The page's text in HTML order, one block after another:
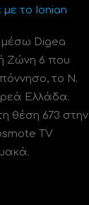
με το Ionian
μέσω Digea
Ζώνη 6 που
το N.
Ελλάδα.
θέση 673 στην
TV